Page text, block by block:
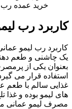
خرید عمده رب
کاربرد رب
کاربرد رب لیمو
یک چاشنی و طعم
بعنوان یکی از
استفاده قرار می
غذایی سالم با طعم
های لیمو بوده و غذا
مصرف لیمو عمانی